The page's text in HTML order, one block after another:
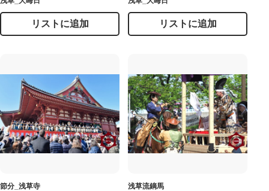
リストに追加 リストに追加
節分_浅草寺 浅草流鏑馬